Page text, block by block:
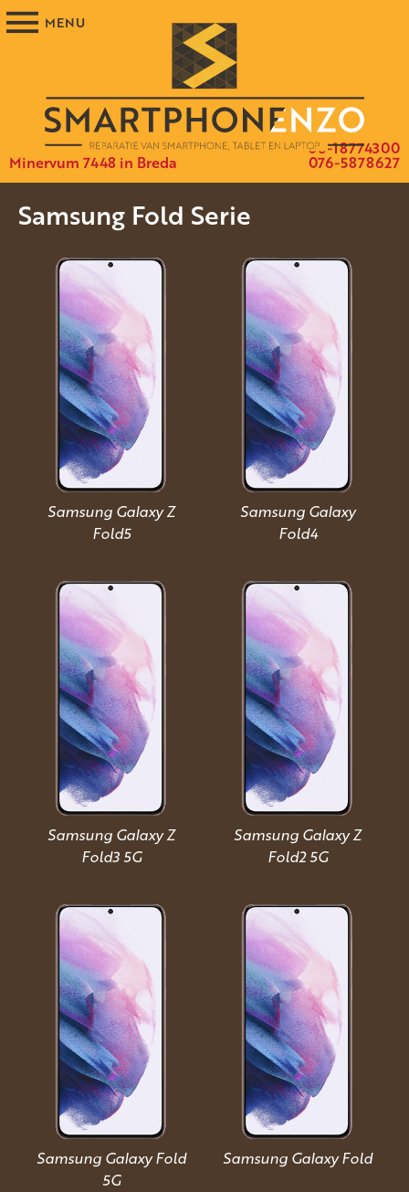
Minervum 7448 in Breda 076-5878627
06-18774300
Samsung Fold Serie
Samsung Galaxy Z
Fold5
Samsung Galaxy
Fold4
Samsung Galaxy Z
Fold3 5G
Samsung Galaxy Z
Fold2 5G
Samsung Galaxy Fold
5G
Samsung Galaxy Fold